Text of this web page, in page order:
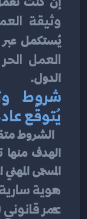
وثيقة
يُستكمل عبر
العمل
الدول.
يُتوقّع
المسمّى المهني
هوية سارية
عمر قانوني